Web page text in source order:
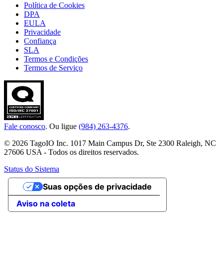
Política de Cookies
DPA
EULA
Privacidade
Confiança
SLA
Termos e Condições
Termos de Serviço
Fale conosco. Ou ligue (984) 263-4376.
© 2026 TagoIO Inc. 1017 Main Campus Dr, Ste 2300 Raleigh, NC
27606 USA - Todos os direitos reservados.
Status do Sistema
Aviso na coleta
Suas opções de privacidade